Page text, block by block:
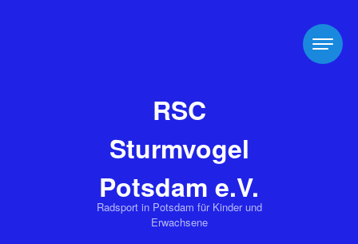
RSC
Sturmvogel
Potsdam e.V.
Radsport in Potsdam für Kinder und
Erwachsene